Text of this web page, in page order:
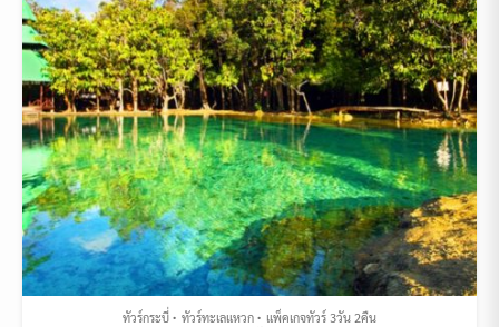
ทัวร์กระบี่ ทัวร์ทะเลแหวก แพ็คเกจทัวร์ 3วัน 2คืน